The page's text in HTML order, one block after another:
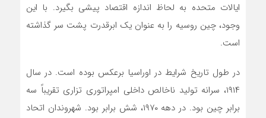
ایالات متحده به لحاظ اندازه اقتصاد پیشی بگیرد. با این
وجود، چین روسیه را به عنوان یک ابرقدرت پشت سر گذاشته
است.
در طول تاریخ شرایط در اوراسیا برعکس بوده است. در سال
۱۹۱۴، سرانه تولید ناخالص داخلی امپراتوری تزاری تقریباً سه
برابر چین بود. در دهه ۱۹۷۰، شش برابر بود. شهروندان اتحاد